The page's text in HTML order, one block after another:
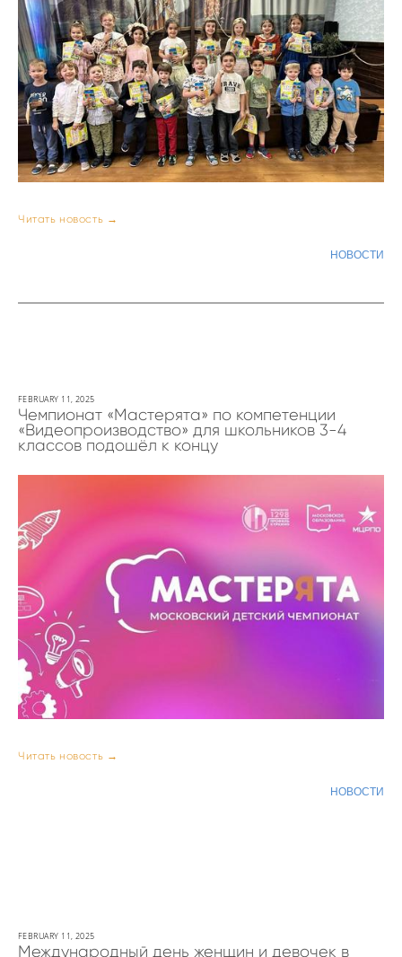
Читать новость →
НОВОСТИ
Чемпионат «Мастерята» по компетенции
«Видеопроизводство» для школьников 3-4
классов подошёл к концу
FEBRUARY 11, 2025
Читать новость →
НОВОСТИ
Международный день женщин и девочек в
FEBRUARY 11, 2025